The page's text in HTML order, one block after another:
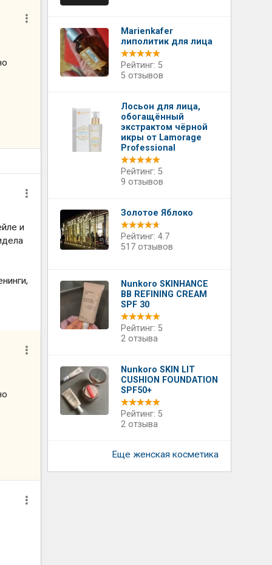
и
Marienkafer
липолитик для лица
Рейтинг: 5
5 отзывов
Лосьон для лица,
обогащённый
экстрактом чёрной
икры от Lamorage
Professional
Рейтинг: 5
9 отзывов
Золотое Яблоко
Рейтинг: 4.7
517 отзывов
Nunkoro SKINHANCE
BB REFINING CREAM
SPF 30
Рейтинг: 5
2 отзыва
Nunkoro SKIN LIT
CUSHION FOUNDATION
SPF50+
Рейтинг: 5
2 отзыва
Еще женская косметика